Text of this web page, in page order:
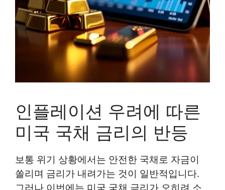
인플레이션 우려에 따른
미국 국채 금리의 반등
보통 위기 상황에서는 안전한 국채로 자금이
쏠리며 금리가 내려가는 것이 일반적입니다.